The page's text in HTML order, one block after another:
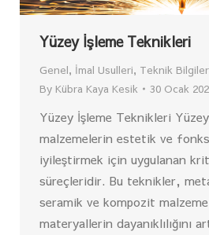
Yüzey İşleme Teknikleri
Genel, İmal Usulleri, Teknik Bilgiler
By Kübra Kaya Kesik 30 Ocak
Yüzey İşleme Teknikleri
malzemelerin estetik ve
iyileştirmek için uygulanan
süreçleridir. Bu teknikler,
seramik ve kompozit
materyallerin dayanıklılığını